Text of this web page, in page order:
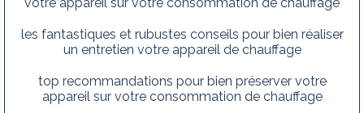
les fantastiques et rubustes conseils pour bien réaliser
un entretien votre appareil de chauffage
top recommandations pour bien préserver votre
appareil sur votre consommation de chauffage